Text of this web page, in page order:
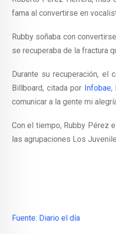
fama al convertirse en
Rubby soñaba con
se recuperaba de la fractura
Durante su recuperación, el
Billboard, citada por Infobae,
comunicar a la gente mi
Con el tiempo, Rubby Pérez
las agrupaciones Los
Fuente: Diario el día